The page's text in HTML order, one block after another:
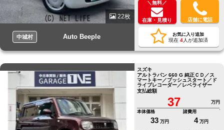
22枚
中城村 Auto Beeple
＼無料／
在庫・見積り 店舗に電話
お気に入り追加
現在 4人が追加済
スズキ
アルトラパン 660 G 純正ＣＤ／ス
マートキー／プッシュスタート／ド
ライブレコーダー／レベライザー
支払総額
37
万円
本体価格
33 万円
諸費用
4 万円